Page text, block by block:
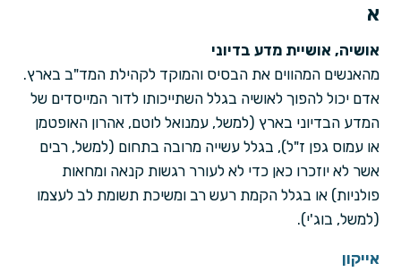
א
אושיה, אושיית מדע בדיוני
מהאנשים המהווים את הבסיס והמוקד לקהילת המד"ב בארץ.
אדם יכול להפוך לאושיה בגלל השתייכותו לדור המייסדים של
המדע הבדיוני בארץ (למשל, עמנואל לוטם, אהרון האופטמן
או עמוס גפן ז"ל), בגלל עשייה מרובה בתחום (למשל, רבים
אשר לא יוזכרו כאן כדי לא לעורר רגשות קנאה ומחאות
פולניות) או בגלל הקמת רעש רב ומשיכת תשומת לב לעצמו
(למשל, בוג'י).
אייקון